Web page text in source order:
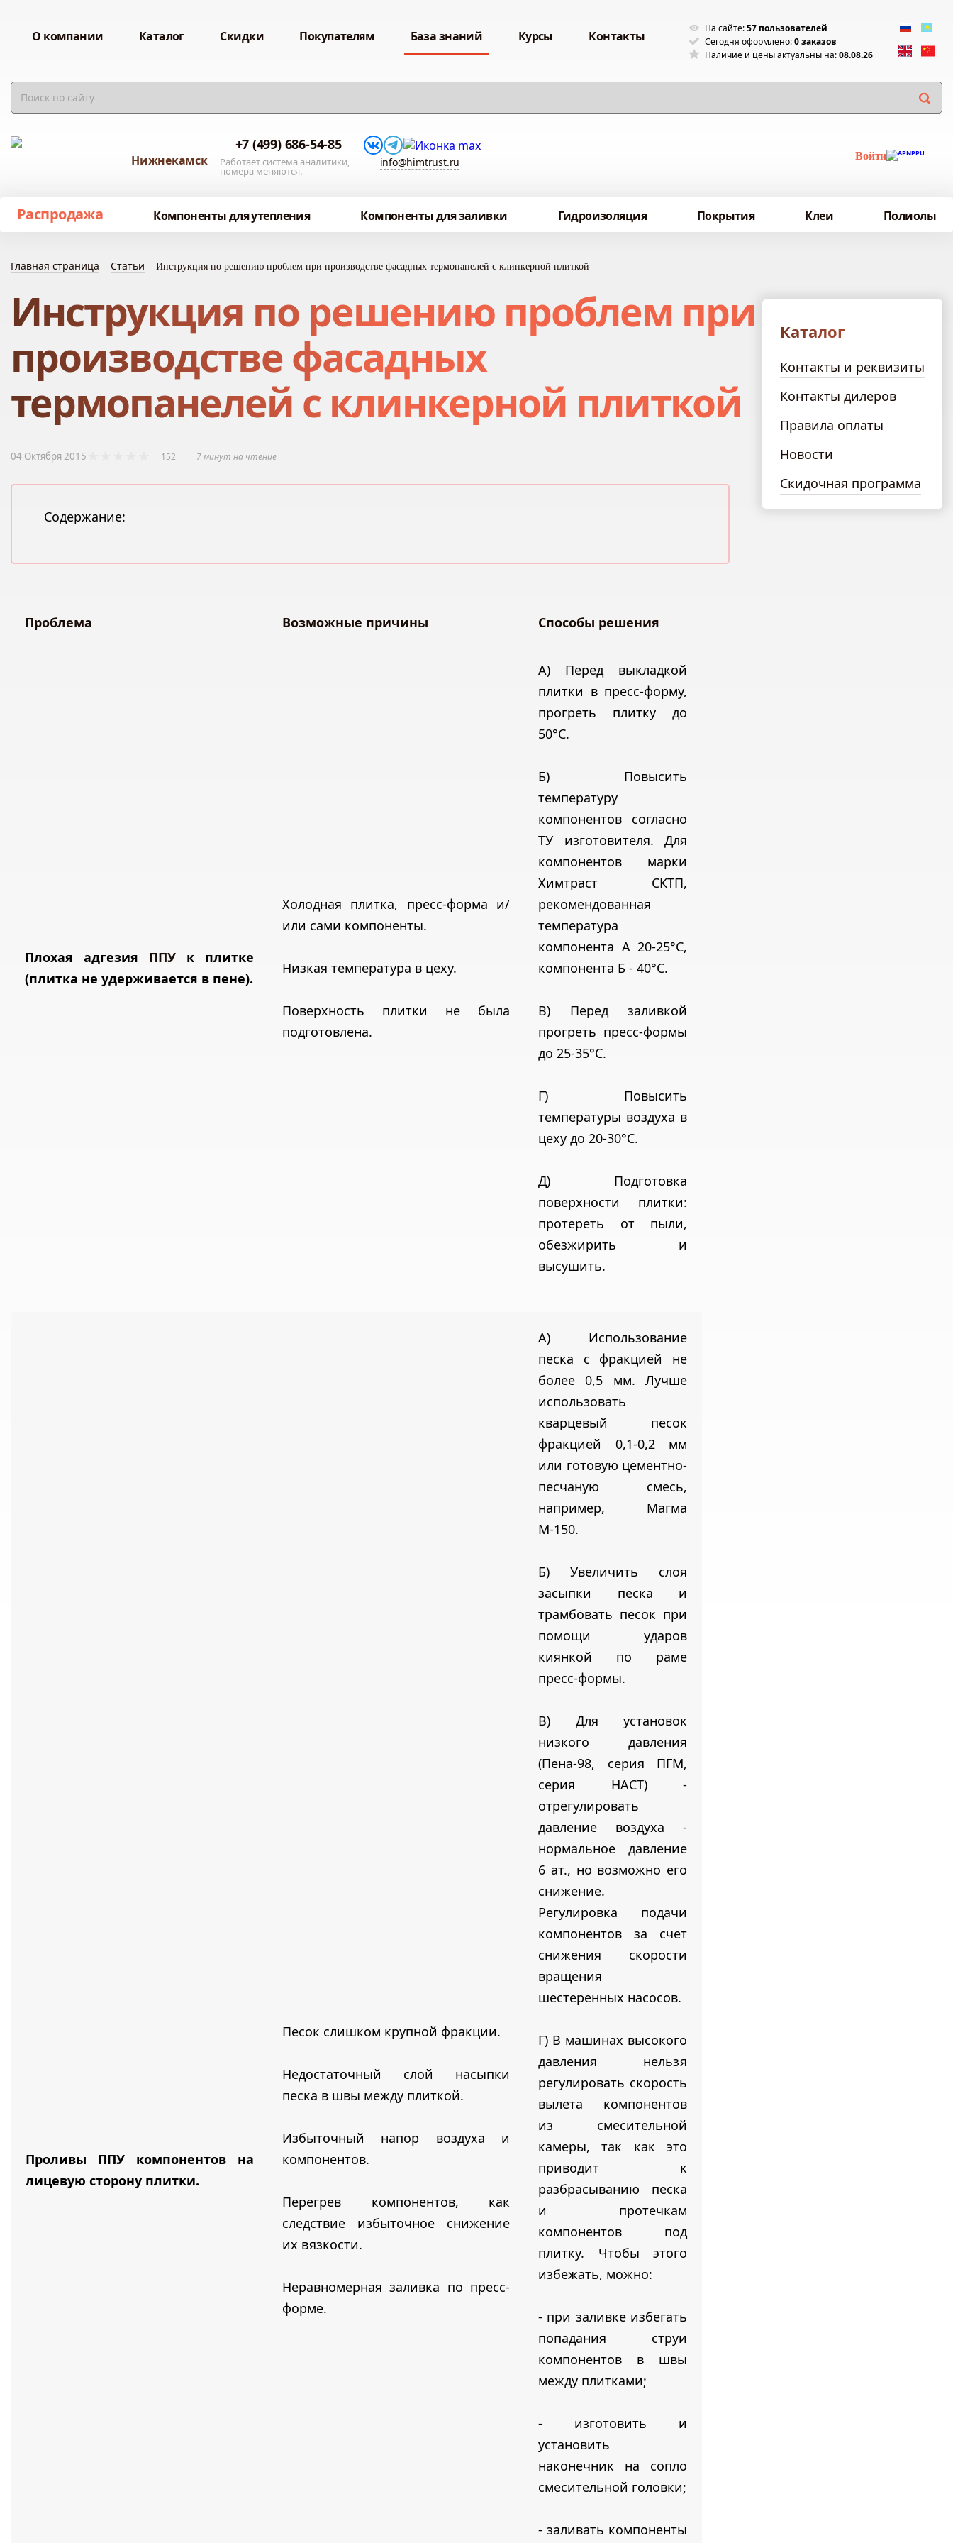
О компании Каталог Скидки Покупателям База знаний Курсы Контакты
На сайте:57 пользователей
Сегодня оформлено:0 заказов
Наличие и цены актуальны на:08.08.26
Нижнекамск
+7 (499) 686-54-85
Работает система аналитики,
номера меняются.
info@himtrust.ru Войти
Распродажа Компоненты для утепления Компоненты для заливки Гидроизоляция Покрытия Клеи Полиолы
Главная страница Статьи Инструкция по решению проблем при производстве фасадных термопанелей с клинкерной плиткой
Каталог
Контакты и реквизиты
Контакты дилеров
Правила оплаты
Новости
Скидочная программа
Инструкция по решению проблем при
производстве фасадных
термопанелей с клинкерной плиткой
04 Октября 2015 152 7 минут на чтение
Содержание:
Проблема Возможные причины Способы решения
Плохая адгезия ППУк плитке
(плитка не удерживается в пене).
Холодная плитка, пресс-форма и/
или сами компоненты.
Низкая температура в цеху.
Поверхность плитки не была
подготовлена.
А) Перед выкладкой
плитки в пресс-форму,
прогреть плитку до
50°С.
Б) Повысить
температуру
компонентов согласно
ТУ изготовителя. Для
компонентов марки
Химтраст СКТП,
рекомендованная
температура
компонента А 20-25°С,
компонента Б - 40°С.
В) Перед заливкой
прогреть пресс-формы
до 25-35°С.
Г) Повысить
температуры воздуха в
цеху до 20-30°С.
Д) Подготовка
поверхности плитки:
протереть от пыли,
обезжирить и
высушить.
Проливы ППУ компонентов на
лицевую сторону плитки.
Песок слишком крупной фракции.
Недостаточный слой насыпки
песка в швы между плиткой.
Избыточный напор воздуха и
компонентов.
Перегрев компонентов, как
следствие избыточное снижение
их вязкости.
Неравномерная заливка по пресс-
форме.
А) Использование
песка с фракцией не
более 0,5 мм. Лучше
использовать
кварцевый песок
фракцией 0,1-0,2 мм
или готовую цементно-
песчаную смесь,
например, Магма
М-150.
Б) Увеличить слоя
засыпки песка и
трамбовать песок при
помощи ударов
киянкой по раме
пресс-формы.
В) Для установок
низкого давления
(Пена-98, серия ПГМ,
серия НАСТ) -
отрегулировать
давление воздуха -
нормальное давление
6 ат., но возможно его
снижение.
Регулировка подачи
компонентов за счет
снижения скорости
вращения
шестеренных насосов.
Г) В машинах высокого
давления нельзя
регулировать скорость
вылета компонентов
из смесительной
камеры, так как это
приводит к
разбрасыванию песка
и протечкам
компонентов под
плитку. Чтобы этого
избежать, можно:
- при заливке избегать
попадания струи
компонентов в швы
между плитками;
- изготовить и
установить
наконечник на сопло
смесительной головки;
- заливать компоненты